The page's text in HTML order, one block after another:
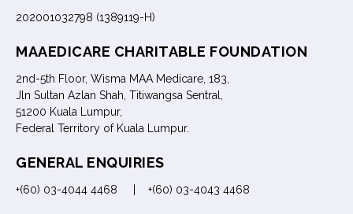
202001032798 (1389119-H)
MAAEDICARE CHARITABLE FOUNDATION
2nd-5th Floor, Wisma MAA Medicare, 183,
Jln Sultan Azlan Shah, Titiwangsa Sentral,
51200 Kuala Lumpur,
Federal Territory of Kuala Lumpur.
GENERAL ENQUIRIES
+(60) 03-4044 4468 | +(60) 03-4043 4468